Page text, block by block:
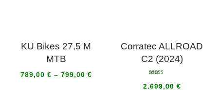
KU Bikes 27,5 M
MTB
789,00 € – 799,00 €
Corratec ALLROAD
C2 (2024)
5.00
von 5
2.699,00 €